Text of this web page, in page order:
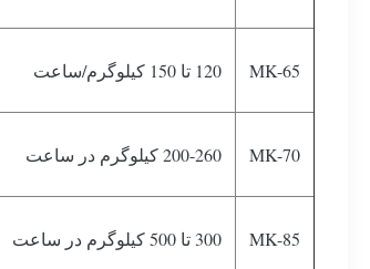
MK-65 120 تا 150 کیلوگرم/ساعت
MK-70 200-260 کیلوگرم در ساعت
MK-85 300 تا 500 کیلوگرم در ساعت